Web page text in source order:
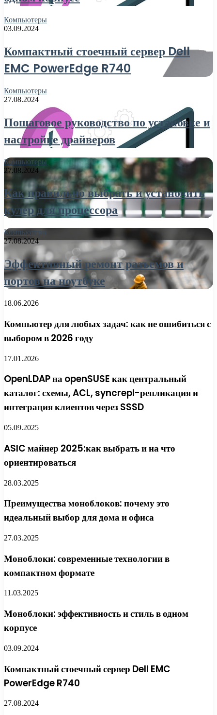
Компьютеры
03.09.2024
Компактный стоечный сервер Dell
EMC PowerEdge R740
Компьютеры
27.08.2024
Пошаговое руководство по установке и
настройке драйверов
Компьютеры
27.08.2024
Как правильно выбрать и установить
кулер для процессора
Компьютеры
27.08.2024
Эффективный ремонт разъемов и
портов на ноутбуке
18.06.2026
Компьютер для любых задач: как не ошибиться с
выбором в 2026 году
17.01.2026
OpenLDAP на openSUSE как центральный
каталог: схемы, ACL, syncrepl-репликация и
интеграция клиентов через SSSD
05.09.2025
ASIC майнер 2025:как выбрать и на что
ориентироваться
28.03.2025
Преимущества моноблоков: почему это
идеальный выбор для дома и офиса
27.03.2025
Моноблоки: современные технологии в
компактном формате
11.03.2025
Моноблоки: эффективность и стиль в одном
корпусе
03.09.2024
Компактный стоечный сервер Dell EMC
PowerEdge R740
27.08.2024